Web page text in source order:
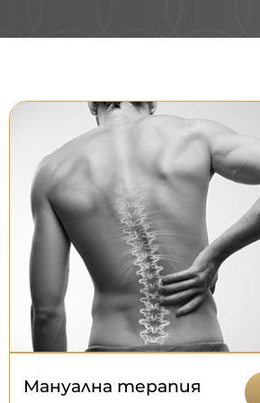
Мануална терапия